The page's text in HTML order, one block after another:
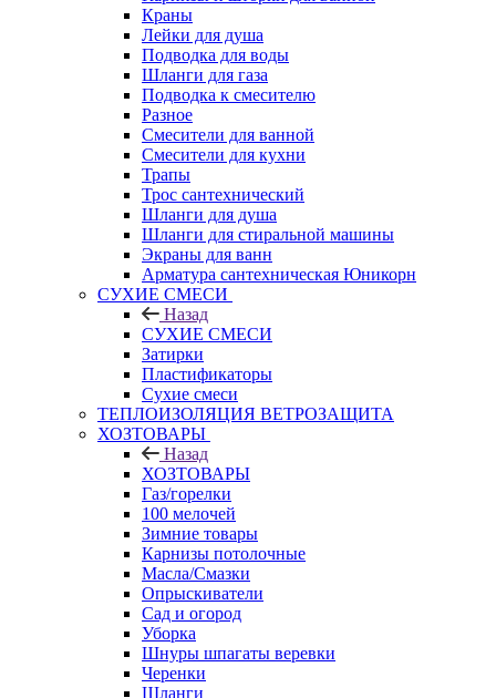
Краны
Лейки для душа
Подводка для воды
Шланги для газа
Подводка к смесителю
Разное
Смесители для ванной
Смесители для кухни
Трапы
Трос сантехнический
Шланги для душа
Шланги для стиральной машины
Экраны для ванн
Арматура сантехническая Юникорн
СУХИЕ СМЕСИ
Назад
СУХИЕ СМЕСИ
Затирки
Пластификаторы
Сухие смеси
ТЕПЛОИЗОЛЯЦИЯ ВЕТРОЗАЩИТА
ХОЗТОВАРЫ
Назад
ХОЗТОВАРЫ
Газ/горелки
100 мелочей
Зимние товары
Карнизы потолочные
Масла/Смазки
Опрыскиватели
Сад и огород
Уборка
Шнуры шпагаты веревки
Черенки
Шланги